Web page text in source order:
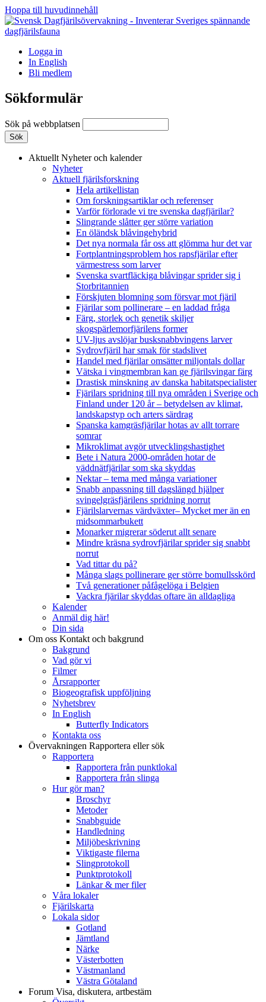
Hoppa till huvudinnehåll
Logga in
In English
Bli medlem
Sökformulär
Sök på webbplatsen
Aktuellt Nyheter och kalender
Nyheter
Aktuell fjärilsforskning
Hela artikellistan
Om forskningsartiklar och referenser
Varför förlorade vi tre svenska dagfjärilar?
Slingrande slåtter ger större variation
En öländsk blåvingehybrid
Det nya normala får oss att glömma hur det var
Fortplantningsproblem hos rapsfjärilar efter
värmestress som larver
Svenska svartfläckiga blåvingar sprider sig i
Storbritannien
Förskjuten blomning som försvar mot fjäril
Fjärilar som pollinerare – en laddad fråga
Färg, storlek och genetik skiljer
skogspärlemorfjärilens former
UV-ljus avslöjar busksnabbvingens larver
Sydrovfjäril har smak för stadslivet
Handel med fjärilar omsätter miljontals dollar
Vätska i vingmembran kan ge fjärilsvingar färg
Drastisk minskning av danska habitatspecialister
Fjärilars spridning till nya områden i Sverige och
Finland under 120 år– betydelsen av klimat,
landskapstyp och arters särdrag
Spanska kamgräsfjärilar hotas av allt torrare
somrar
Mikroklimat avgör utvecklingshastighet
Bete i Natura 2000-områden hotar de
väddnätfjärilar som ska skyddas
Nektar – tema med många variationer
Snabb anpassning till dagslängd hjälper
svingelgräsfjärilens spridning norrut
Fjärilslarvernas värdväxter– Mycket mer än en
midsommarbukett
Monarker migrerar söderut allt senare
Mindre kräsna sydrovfjärilar sprider sig snabbt
norrut
Vad tittar du på?
Många slags pollinerare ger större bomullsskörd
Två generationer påfågelöga i Belgien
Vackra fjärilar skyddas oftare än alldagliga
Kalender
Anmäl dig här!
Din sida
Om oss Kontakt och bakgrund
Bakgrund
Vad gör vi
Filmer
Årsrapporter
Biogeografisk uppföljning
Nyhetsbrev
In English
Butterfly Indicators
Kontakta oss
Övervakningen Rapportera eller sök
Rapportera
Rapportera från punktlokal
Rapportera från slinga
Hur gör man?
Broschyr
Metoder
Snabbguide
Handledning
Miljöbeskrivning
Viktigaste filerna
Slingprotokoll
Punktprotokoll
Länkar & mer filer
Våra lokaler
Fjärilskarta
Lokala sidor
Gotland
Jämtland
Närke
Västerbotten
Västmanland
Västra Götaland
Forum Visa, diskutera, artbestäm